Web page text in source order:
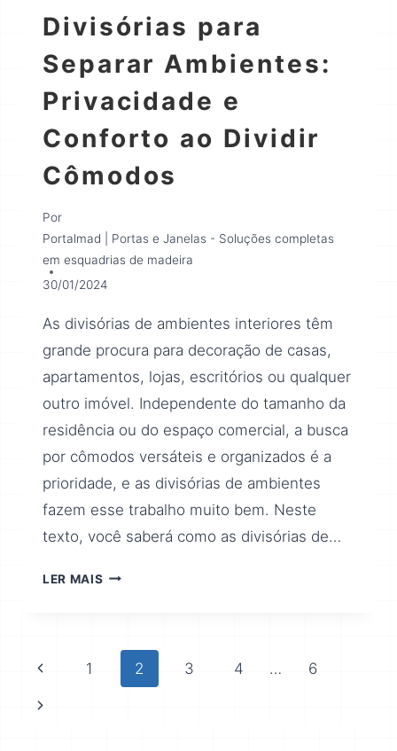
Divisórias para
Separar Ambientes:
Privacidade e
Conforto ao Dividir
Cômodos
Por
Portalmad | Portas e Janelas - Soluções completas
em esquadrias de madeira
30/01/2024
As divisórias de ambientes interiores têm
grande procura para decoração de casas,
apartamentos, lojas, escritórios ou qualquer
outro imóvel. Independente do tamanho da
residência ou do espaço comercial, a busca
por cômodos versáteis e organizados é a
prioridade, e as divisórias de ambientes
fazem esse trabalho muito bem. Neste
texto, você saberá como as divisórias de…
LER MAIS
1 2 3 4 … 6